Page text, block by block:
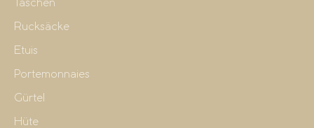
Taschen
Rucksäcke
Etuis
Portemonnaies
Gürtel
Hüte